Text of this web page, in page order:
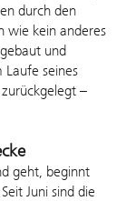
durch den
wie kein anderes
und
seines
–
geht, beginnt
Juni sind die